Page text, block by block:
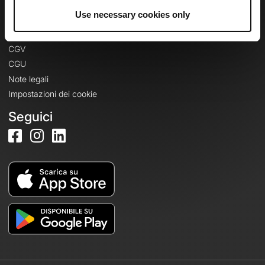
Use necessary cookies only
Informazioni legali
Informativa sulla privacy
CGV
CGU
Note legali
Impostazioni dei cookie
Seguici